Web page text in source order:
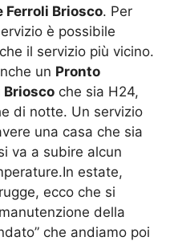
Ferroli Briosco. Per
è possibile
il servizio più vicino.
un Pronto
Briosco che sia H24,
di notte. Un servizio
una casa che sia
va a subire alcun
estate,
ecco che si
della
che andiamo poi